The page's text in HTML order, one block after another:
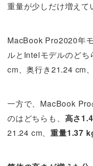
重量が少しだけ増えて
MacBook Pro2020年
ルとIntelモデルのどち
cm、奥行き21.24 cm
一方で、MacBook
のはどちらも、 高さ
21.24 cm、重量1.37